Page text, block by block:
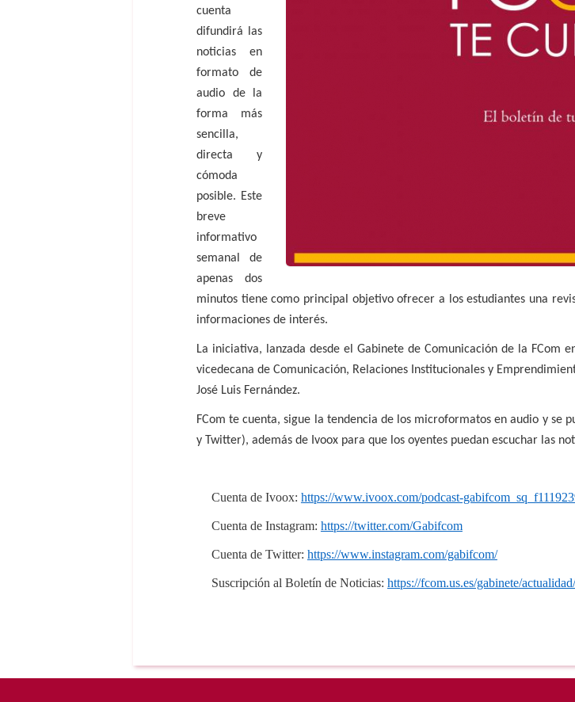
cuenta
difundirá las
noticias en
formato de
audio de la
forma más
sencilla,
directa y
cómoda
posible. Este
breve
informativo
semanal de
apenas dos
minutos tiene como principal objetivo ofrecer a los estudiantes una
informaciones de interés.
La iniciativa, lanzada desde el Gabinete de Comunicación de la FCom
vicedecana de Comunicación, Relaciones Institucionales y
José Luis Fernández.
FCom te cuenta, sigue la tendencia de los microformatos en audio y se
y Twitter), además de Ivoox para que los oyentes puedan escuchar las
Cuenta de Ivoox: https://www.ivoox.com/podcast-
Cuenta de Instagram: https://twitter.com/Gabifcom
Cuenta de Twitter: https://www.instagram.com/gabifcom/
Suscripción al Boletín de Noticias: https://fcom.us.es/gabinete/